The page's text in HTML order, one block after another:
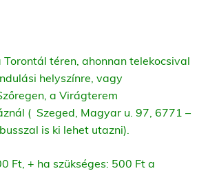
Torontál téren, ahonnan telekocsival
helyszínre, vagy
a Virágterem
( Szeged, Magyar u. 97, 6771 –
is ki lehet utazni).
Ft, + ha szükséges: 500 Ft a